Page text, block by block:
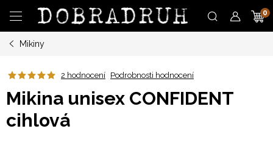
obsah
Mikiny
2 hodnocení Podrobnosti hodnocení
Mikina unisex CONFIDENT
cihlová